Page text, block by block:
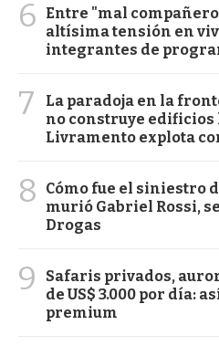
6
Entre "mal
altísima tensión en
integrantes de
7
La paradoja en la
no construye edificios
Livramento explota
8
Cómo fue el siniestro
murió Gabriel Rossi,
Drogas
9
Safaris privados,
de US$ 3.000 por día:
premium